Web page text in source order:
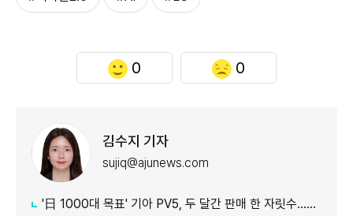
0 0
김수지 기자
sujiq@ajunews.com
'日 1000대 목표' 기아 PV5, 두 달간 판매 한 자릿수…초기 안착 시험대